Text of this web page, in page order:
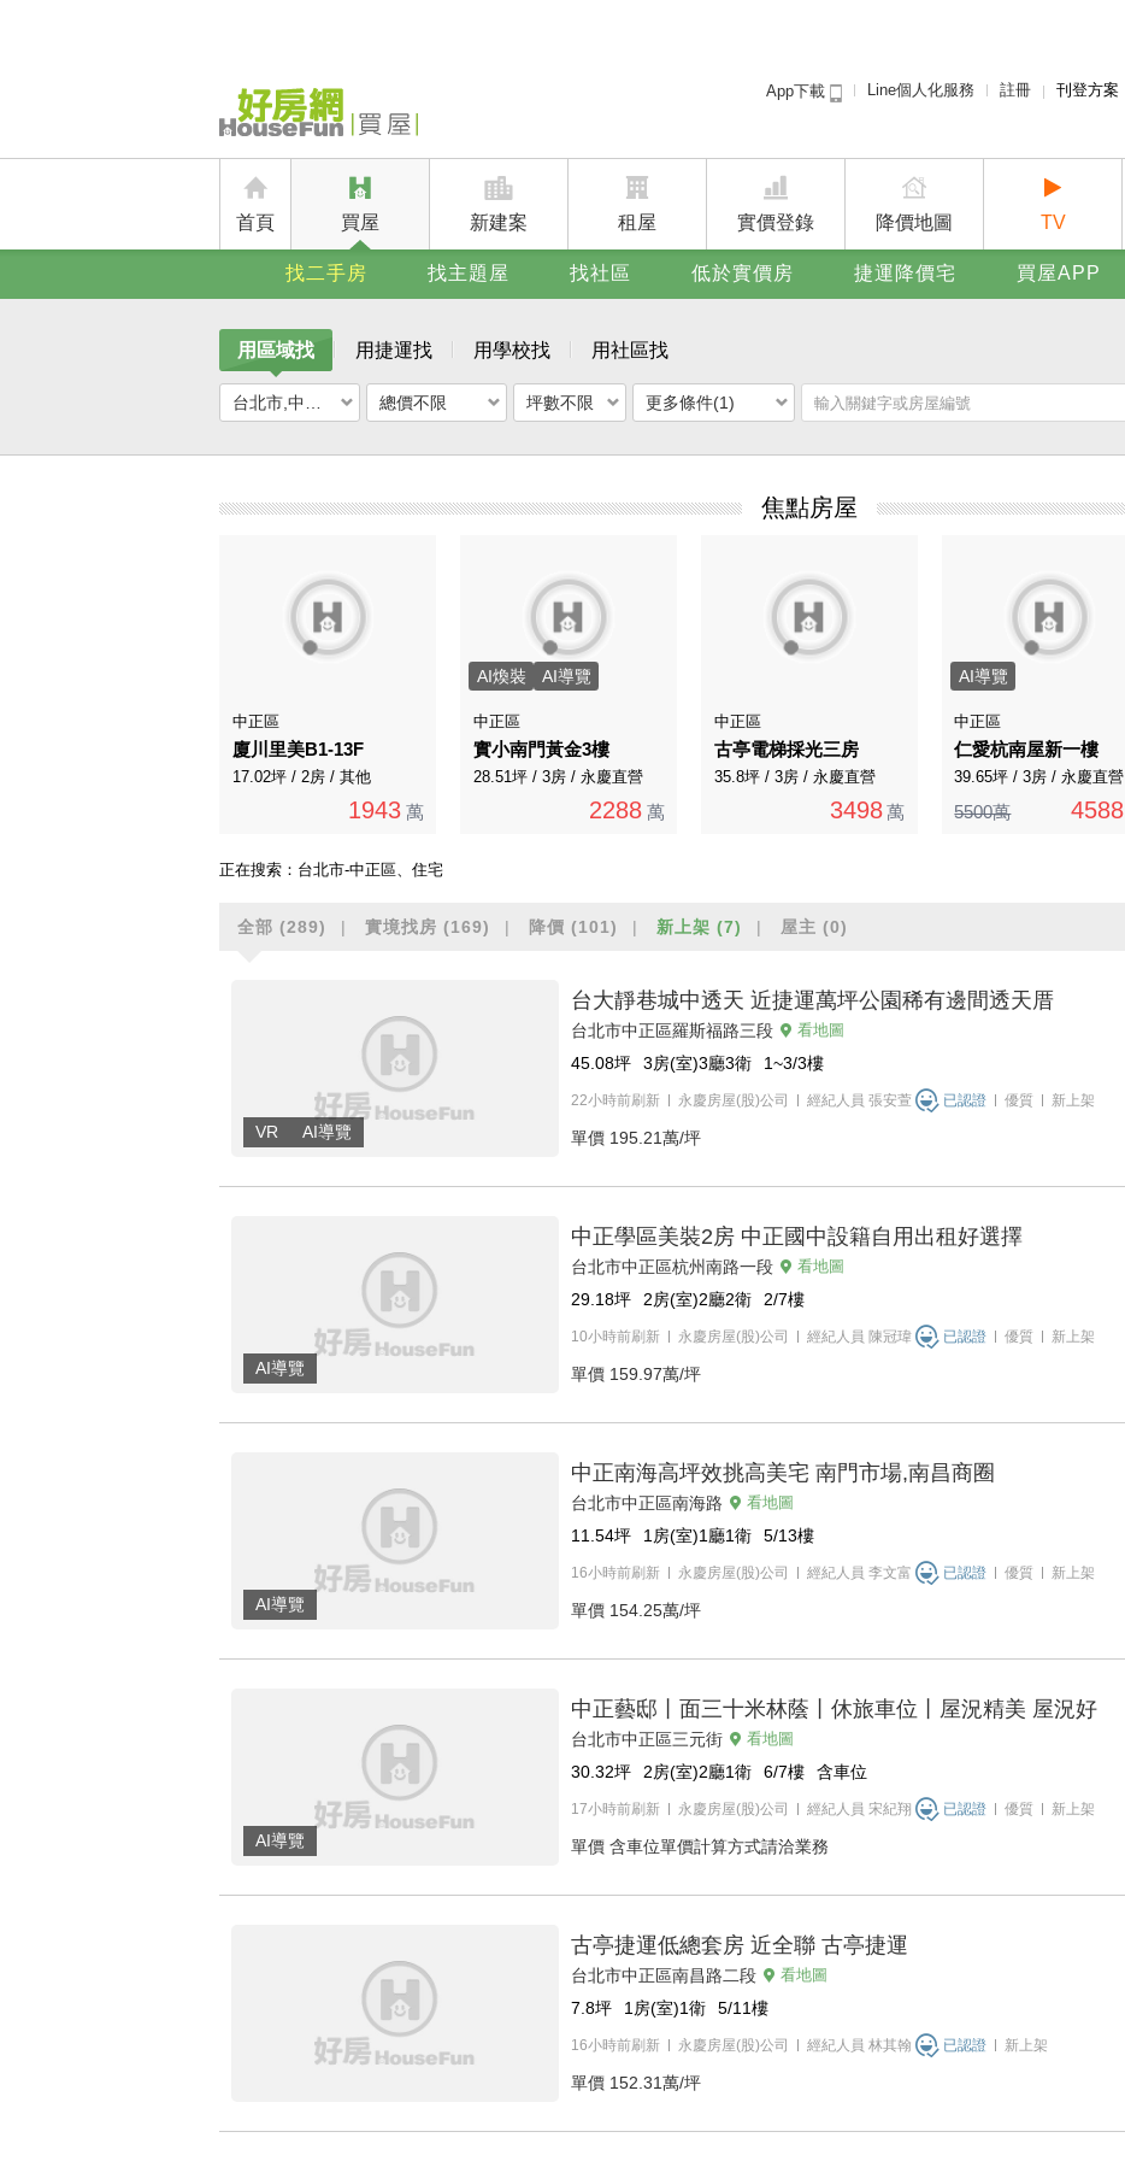
App下載 Line個人化服務 註冊 刊登方案
賣屋刊登
廣告刊登
首頁 買屋 新建案 租屋 實價登錄 降價地圖 TV
找二手房 找主題屋 找社區 低於實價房 捷運降價宅 買屋APP
用區域找 用捷運找 用學校找 用社區找
總價不限 坪數不限 更多條件(1)
焦點房屋
中正區
廈川里美B1-13F
17.02坪 / 2房 / 其他
1943 萬
AI煥裝 AI導覽
中正區
實小南門黃金3樓
28.51坪 / 3房 / 永慶直營
2288 萬
中正區
古亭電梯採光三房
35.8坪 / 3房 / 永慶直營
3498 萬
AI導覽
中正區
仁愛杭南屋新一樓
39.65坪 / 3房 / 永慶直營
5500萬 4588
正在搜索： 台北市-中正區、住宅
全部 (289) 實境找房 (169) 降價 (101) 新上架 (7) 屋主 (0)
台大靜巷城中透天 近捷運萬坪公園稀有邊間透天厝
台北市中正區羅斯福路三段 看地圖
45.08坪 3房(室)3廳3衛 1~3/3樓
22小時前刷新 永慶房屋(股)公司 經紀人員 張安萱 已認證 優質 新上架
單價 195.21萬/坪
中正學區美裝2房 中正國中設籍自用出租好選擇
台北市中正區杭州南路一段 看地圖
29.18坪 2房(室)2廳2衛 2/7樓
10小時前刷新 永慶房屋(股)公司 經紀人員 陳冠瑋 已認證 優質 新上架
單價 159.97萬/坪
中正南海高坪效挑高美宅 南門市場,南昌商圈
台北市中正區南海路 看地圖
11.54坪 1房(室)1廳1衛 5/13樓
16小時前刷新 永慶房屋(股)公司 經紀人員 李文富 已認證 優質 新上架
單價 154.25萬/坪
中正藝邸丨面三十米林蔭丨休旅車位丨屋況精美 屋況好
台北市中正區三元街 看地圖
30.32坪 2房(室)2廳1衛 6/7樓 含車位
17小時前刷新 永慶房屋(股)公司 經紀人員 宋紀翔 已認證 優質 新上架
單價 含車位單價計算方式請洽業務
古亭捷運低總套房 近全聯 古亭捷運
台北市中正區南昌路二段 看地圖
7.8坪 1房(室)1衛 5/11樓
16小時前刷新 永慶房屋(股)公司 經紀人員 林其翰 已認證 新上架
單價 152.31萬/坪